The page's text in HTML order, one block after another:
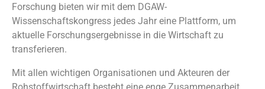
Forschung bieten wir mit dem DGAW-
Wissenschaftskongress jedes Jahr eine Plattform, um
aktuelle Forschungsergebnisse in die Wirtschaft zu
transferieren.
Mit allen wichtigen Organisationen und Akteuren der